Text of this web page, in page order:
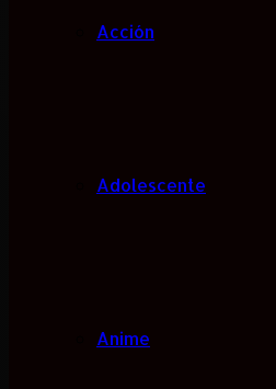
Acción
Adolescente
Anime